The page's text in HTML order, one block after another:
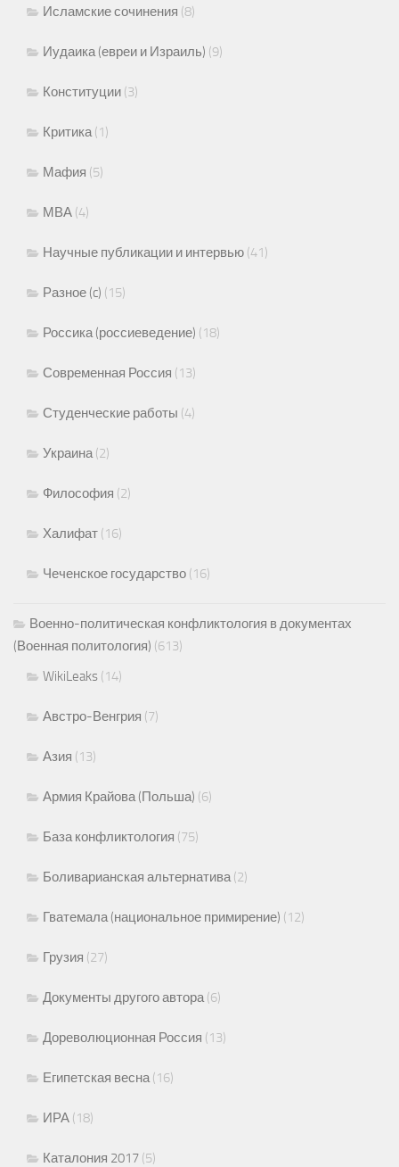
Исламские сочинения (8)
Иудаика (евреи и Израиль) (9)
Конституции (3)
Критика(1)
Мафия (5)
МВА (4)
Научные публикации и интервью (41)
Разное (c) (15)
Россика (россиеведение) (18)
Современная Россия (13)
Студенческие работы (4)
Украина(2)
Философия (2)
Халифат (16)
Чеченское государство (16)
Военно-политическая конфликтология в документах
(Военная политология) (613)
WikiLeaks (14)
Австро-Венгрия (7)
Азия (13)
Армия Крайова (Польша) (6)
База конфликтология (75)
Боливарианская альтернатива(2)
Гватемала (национальное примирение) (12)
Грузия (27)
Документы другого автора(6)
Дореволюционная Россия (13)
Египетская весна(16)
ИРА (18)
Каталония 2017 (5)